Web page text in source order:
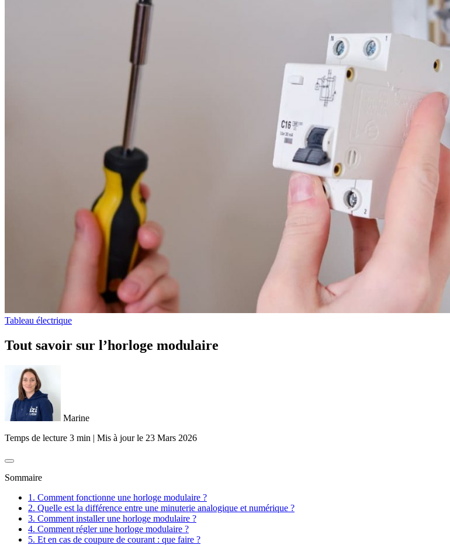
Tableau électrique
Tout savoir sur l’horloge modulaire
Marine
Temps de lecture 3 min | Mis à jour le 23 Mars 2026
Sommaire
1. Comment fonctionne une horloge modulaire ?
2. Quelle est la différence entre une minuterie analogique et numérique ?
3. Comment installer une horloge modulaire ?
4. Comment régler une horloge modulaire ?
5. Et en cas de coupure de courant : que faire ?